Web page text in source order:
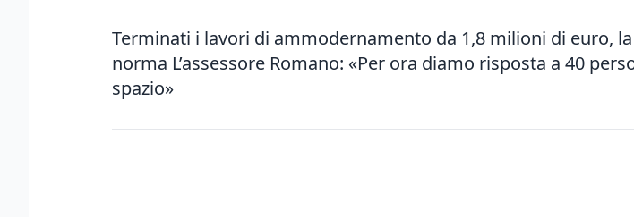
Terminati i lavori di ammodernamento da 1,8 milioni di euro,
norma L’assessore Romano: «Per ora diamo risposta a 40
spazio»